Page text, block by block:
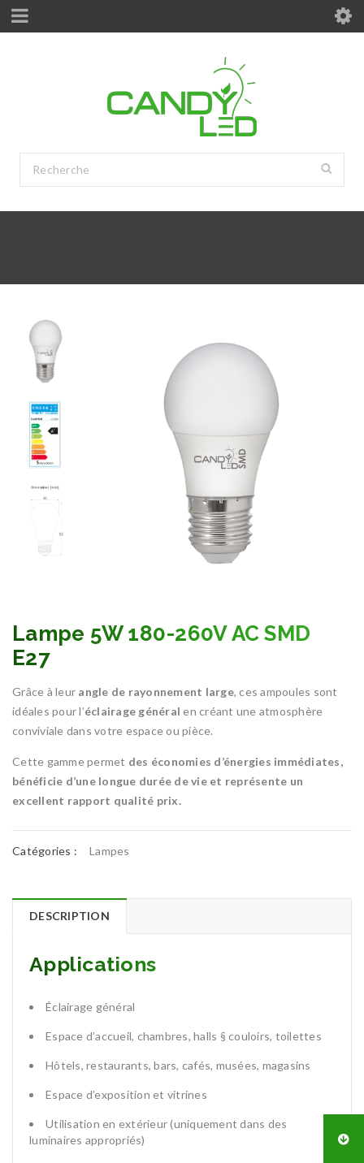
Lampe 5W 180-260V AC SMD
E27
Grâce à leur angle de rayonnement large, ces ampoules sont
idéales pour l’éclairage général en créant une atmosphère
conviviale dans votre espace ou pièce.
Cette gamme permet des économies d’énergies immédiates,
bénéficie d’une longue durée de vie et représente un
excellent rapport qualité prix.
Catégories : Lampes
DESCRIPTION
Applications
Éclairage général
Espace d’accueil, chambres, halls § couloirs, toilettes
Hôtels, restaurants, bars, cafés, musées, magasins
Espace d’exposition et vitrines
Utilisation en extérieur (uniquement dans des
luminaires appropriés)